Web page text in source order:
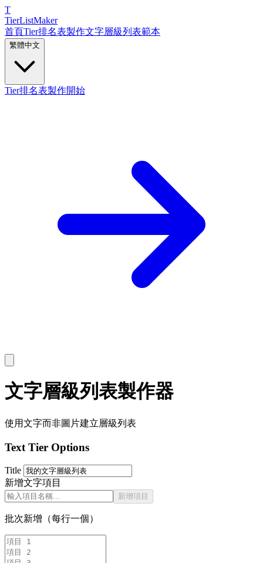
T
TierListMaker
首頁Tier排名表製作文字層級列表範本
繁體中文
Tier排名表製作開始
文字層級列表製作器
使用文字而非圖片建立層級列表
Text Tier Options
Title
新增文字項目
新增項目
批次新增（每行一個）